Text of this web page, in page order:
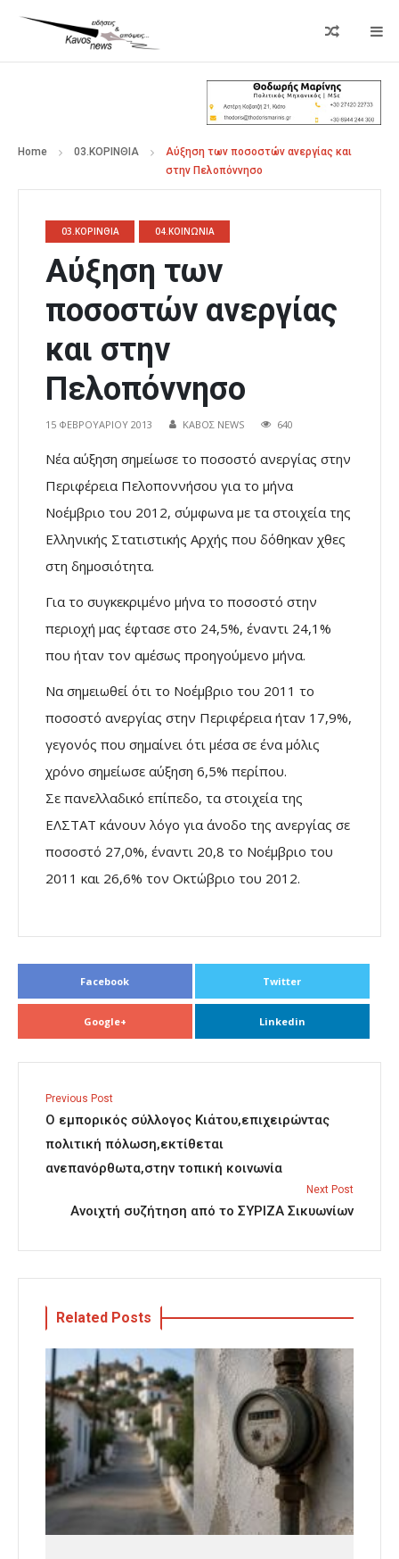
Home 03.ΚΟΡΙΝΘΙΑ
Αύξηση των ποσοστών ανεργίας και
στην Πελοπόννησο
03.ΚΟΡΙΝΘΙΑ 04.ΚΟΙΝΩΝΙΑ
Αύξηση των
ποσοστών ανεργίας
και στην
Πελοπόννησο
15 ΦΕΒΡΟΥΑΡΊΟΥ 2013 ΚΑΒΟΣ NEWS 640
Νέα αύξηση σημείωσε το ποσοστό ανεργίας στην
Περιφέρεια Πελοποννήσου για το μήνα
Νοέμβριο του 2012, σύμφωνα με τα στοιχεία της
Ελληνικής Στατιστικής Αρχής που δόθηκαν χθες
στη δημοσιότητα.
Για το συγκεκριμένο μήνα το ποσοστό στην
περιοχή μας έφτασε στο 24,5%, έναντι 24,1%
που ήταν τον αμέσως προηγούμενο μήνα.
Να σημειωθεί ότι το Νοέμβριο του 2011 το
ποσοστό ανεργίας στην Περιφέρεια ήταν 17,9%,
γεγονός που σημαίνει ότι μέσα σε ένα μόλις
χρόνο σημείωσε αύξηση 6,5% περίπου.
Σε πανελλαδικό επίπεδο, τα στοιχεία της
ΕΛΣΤΑΤ κάνουν λόγο για άνοδο της ανεργίας σε
ποσοστό 27,0%, έναντι 20,8 το Νοέμβριο του
2011 και 26,6% τον Οκτώβριο του 2012.
Facebook Twitter
Google+ Linkedin
Previous Post
Ο εμπορικός σύλλογος Κιάτου,επιχειρώντας
πολιτική πόλωση,εκτίθεται
ανεπανόρθωτα,στην τοπική κοινωνία
Next Post
Ανοιχτή συζήτηση από το ΣΥΡΙΖΑ Σικυωνίων
Related Posts